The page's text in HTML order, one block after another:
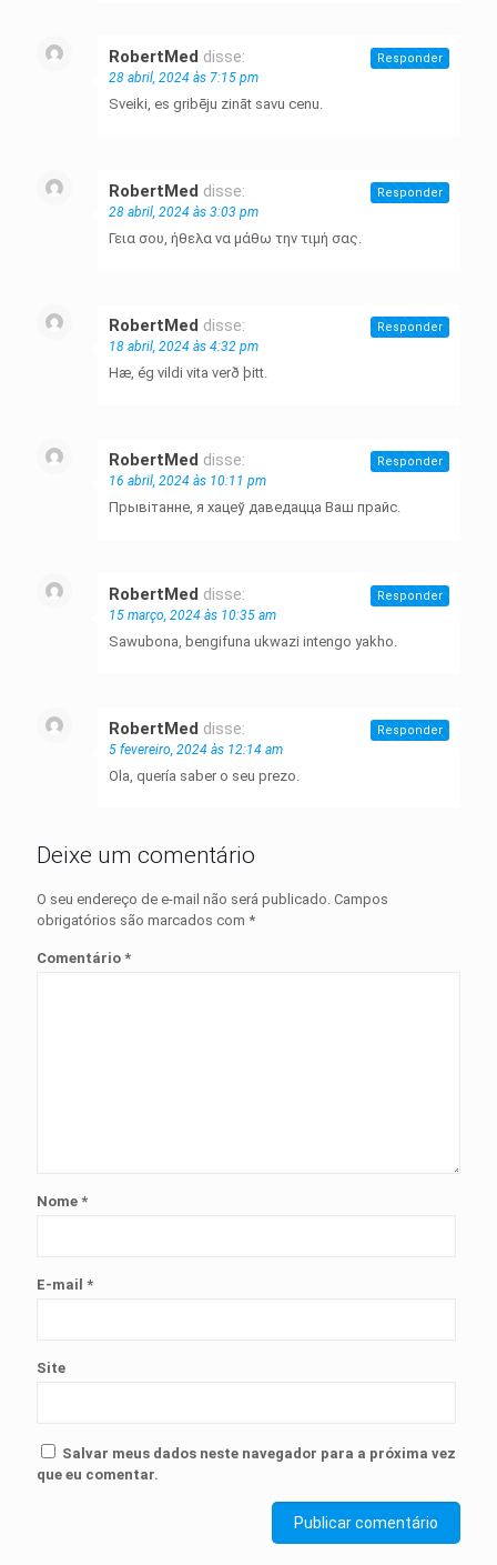
RobertMed disse:
28 abril, 2024 às 7:15 pm
Sveiki, es gribēju zināt savu cenu.
Responder
RobertMed disse:
28 abril, 2024 às 3:03 pm
Γεια σου, ήθελα να μάθω την τιμή σας.
Responder
RobertMed disse:
18 abril, 2024 às 4:32 pm
Hæ, ég vildi vita verð þitt.
Responder
RobertMed disse:
16 abril, 2024 às 10:11 pm
Прывітанне, я хацеў даведацца Ваш прайс.
Responder
RobertMed disse:
15 março, 2024 às 10:35 am
Sawubona, bengifuna ukwazi intengo yakho.
Responder
RobertMed disse:
5 fevereiro, 2024 às 12:14 am
Ola, quería saber o seu prezo.
Responder
Deixe um comentário
O seu endereço de e-mail não será publicado. Campos
obrigatórios são marcados com *
Comentário *
Nome *
E-mail *
Site
Salvar meus dados neste navegador para a próxima vez
que eu comentar.